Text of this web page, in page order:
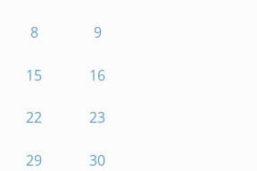
8 9
15 16
22 23
29 30